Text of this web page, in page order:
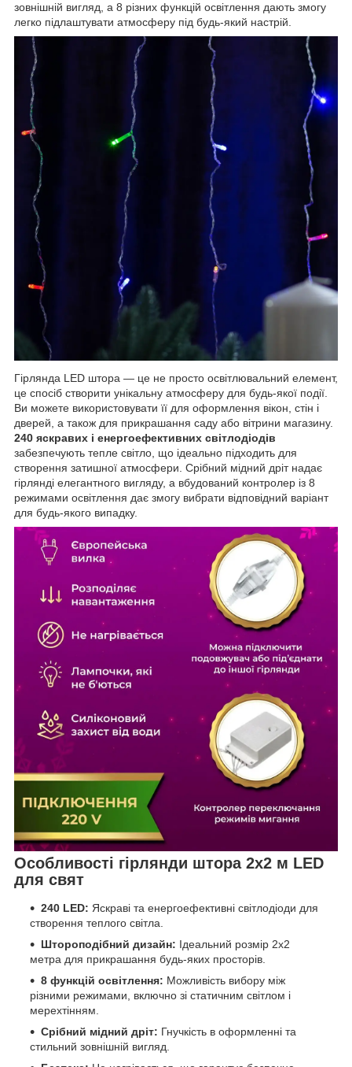
зовнішній вигляд, а 8 різних функцій освітлення дають змогу
легко підлаштувати атмосферу під будь-який настрій.
Гірлянда LED штора — це не просто освітлювальний елемент,
це спосіб створити унікальну атмосферу для будь-якої події.
Ви можете використовувати її для оформлення вікон, стін і
дверей, а також для прикрашання саду або вітрини магазину.
240 яскравих і енергоефективних світлодіодів
забезпечують тепле світло, що ідеально підходить для
створення затишної атмосфери. Срібний мідний дріт надає
гірлянді елегантного вигляду, а вбудований контролер із 8
режимами освітлення дає змогу вибрати відповідний варіант
для будь-якого випадку.
Особливості гірлянди штора 2х2 м LED
для свят
240 LED: Яскраві та енергоефективні світлодіоди для
створення теплого світла.
Штороподібний дизайн: Ідеальний розмір 2х2
метра для прикрашання будь-яких просторів.
8 функцій освітлення: Можливість вибору між
різними режимами, включно зі статичним світлом і
мерехтінням.
Срібний мідний дріт: Гнучкість в оформленні та
стильний зовнішній вигляд.